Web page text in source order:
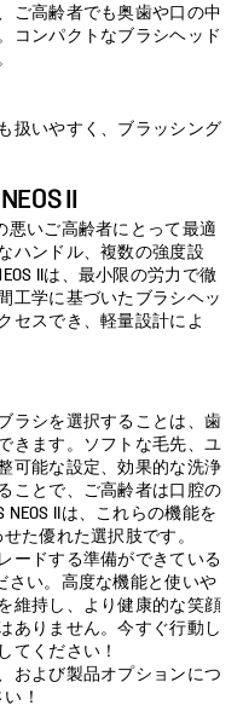
ご高齢者でも奥歯や口の中
コンパクトなブラシヘッド
扱いやすく、ブラッシング
II
悪いご高齢者にとって最適
ハンドル、複数の強度設
IIは、最小限の労力で徹
工学に基づいたブラシヘッ
セスでき、軽量設計によ
ラシを選択することは、歯
きます。ソフトな毛先、ユ
可能な設定、効果的な洗浄
ことで、ご高齢者は口腔の
IIは、これらの機能を
た優れた選択肢です。
ードする準備ができている
さい。高度な機能と使いや
維持し、より健康的な笑顔
ありません。今すぐ行動し
てください！
および製品オプションにつ
！